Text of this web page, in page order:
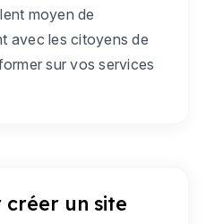
moyen de
avec les citoyens de
sur vos services
créer un site